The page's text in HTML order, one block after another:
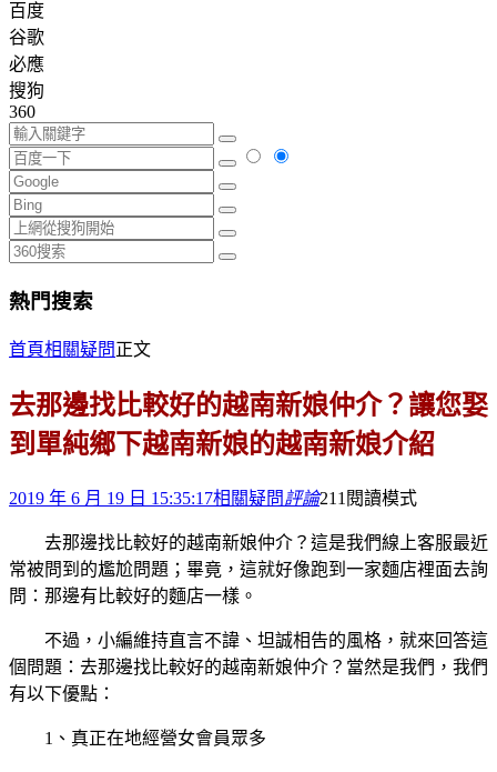
百度
谷歌
必應
搜狗
360
熱門搜索
首頁相關疑問正文
去那邊找比較好的越南新娘仲介？讓您娶
到單純鄉下越南新娘的越南新娘介紹
2019 年 6 月 19 日 15:35:17相關疑問評論211 閱讀模式
去那邊找比較好的越南新娘仲介？這是我們線上客服最近
常被問到的尷尬問題；畢竟，這就好像跑到一家麵店裡面去詢
問：那邊有比較好的麵店一樣。
不過，小編維持直言不諱、坦誠相告的風格，就來回答這
個問題：去那邊找比較好的越南新娘仲介？當然是我們，我們
有以下優點：
1、真正在地經營女會員眾多